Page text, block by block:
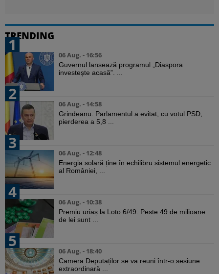
TRENDING
1
06 Aug. - 16:56
Guvernul lansează programul „Diaspora
investește acasă”. ...
2
06 Aug. - 14:58
Grindeanu: Parlamentul a evitat, cu votul PSD,
pierderea a 5,8 ...
3
06 Aug. - 12:48
Energia solară ține în echilibru sistemul energetic
al României, ...
4
06 Aug. - 10:38
Premiu uriaș la Loto 6/49. Peste 49 de milioane
de lei sunt ...
5
06 Aug. - 18:40
Camera Deputaților se va reuni într-o sesiune
extraordinară ...